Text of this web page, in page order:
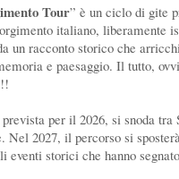
Tour” è un ciclo di gite
italiano, liberamente
un racconto storico che
e paesaggio. Il tutto,
per il 2026, si snoda
Nel 2027, il percorso si
eventi storici che hanno